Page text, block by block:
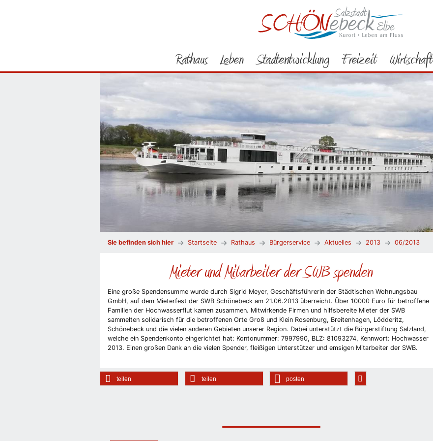
Rathaus Leben Stadtentwicklung Freizeit Wirtschaft
Vorheriges Bild
Sie befinden sich hier Startseite Rathaus Bürgerservice Aktuelles 2013 06/2013
Mieter und Mitarbeiter der SWB spenden
Eine große Spendensumme wurde durch Sigrid Meyer, Geschäftsführerin der Städtischen Wohnungsbau
GmbH, auf dem Mieterfest der SWB Schönebeck am 21.06.2013 überreicht. Über 10000 Euro für betroffene
Familien der Hochwasserflut kamen zusammen. Mitwirkende Firmen und hilfsbereite Mieter der SWB
sammelten solidarisch für die betroffenen Orte Groß und Klein Rosenburg, Breitenhagen, Lödderitz,
Schönebeck und die vielen anderen Gebieten unserer Region. Dabei unterstützt die Bürgerstiftung Salzland,
welche ein Spendenkonto eingerichtet hat: Kontonummer: 7997990, BLZ: 81093274, Kennwort: Hochwasser
2013. Einen großen Dank an die vielen Spender, fleißigen Unterstützer und emsigen Mitarbeiter der SWB.
teilen teilen posten